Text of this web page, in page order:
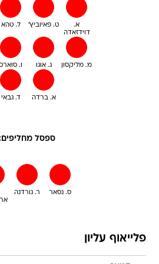
ל. טהא ט. פאיוביץ'
א.
דוידזאדה
ו. ג. אוגו מ. מליקסון
ד. גבאי א. ברדה
ספסל
ר. גורדנה ס. נסאר
פלייאוף עליון